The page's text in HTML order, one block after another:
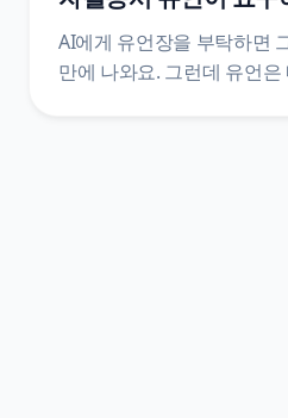
AI에게 유언장을 부탁하면
만에 나와요. 그런데 유언